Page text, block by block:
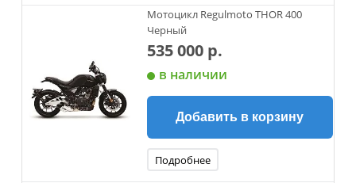
Мотоцикл Regulmoto THOR 400
Черный
535 000 р.
в наличии
Добавить в корзину
Подробнее